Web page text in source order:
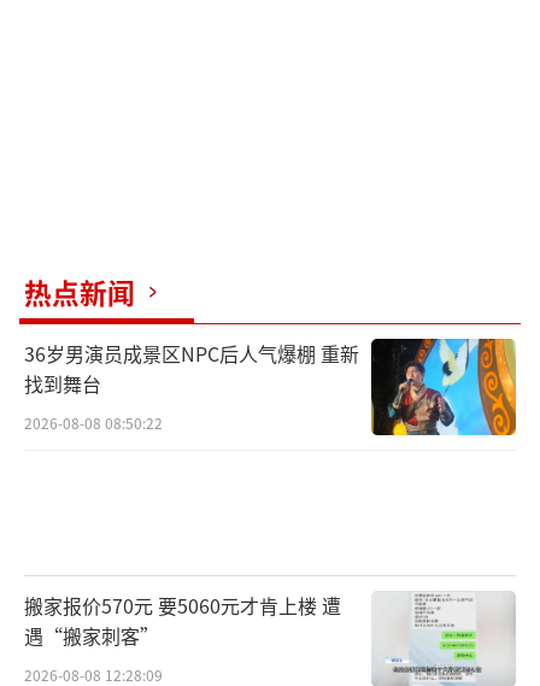
热点新闻
36岁男演员成景区NPC后人气爆棚 重新
找到舞台
2026-08-08 08:50:22
搬家报价570元 要5060元才肯上楼 遭
遇“搬家刺客”
2026-08-08 12:28:09